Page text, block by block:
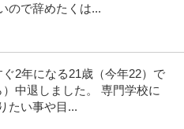
上場企業
ビス＞ホテル ※会員属性などに応じ、
見る
ので辞めたくは...
2年になる21歳（今年22）で
中退しました。 専門学校に
たい事や目...